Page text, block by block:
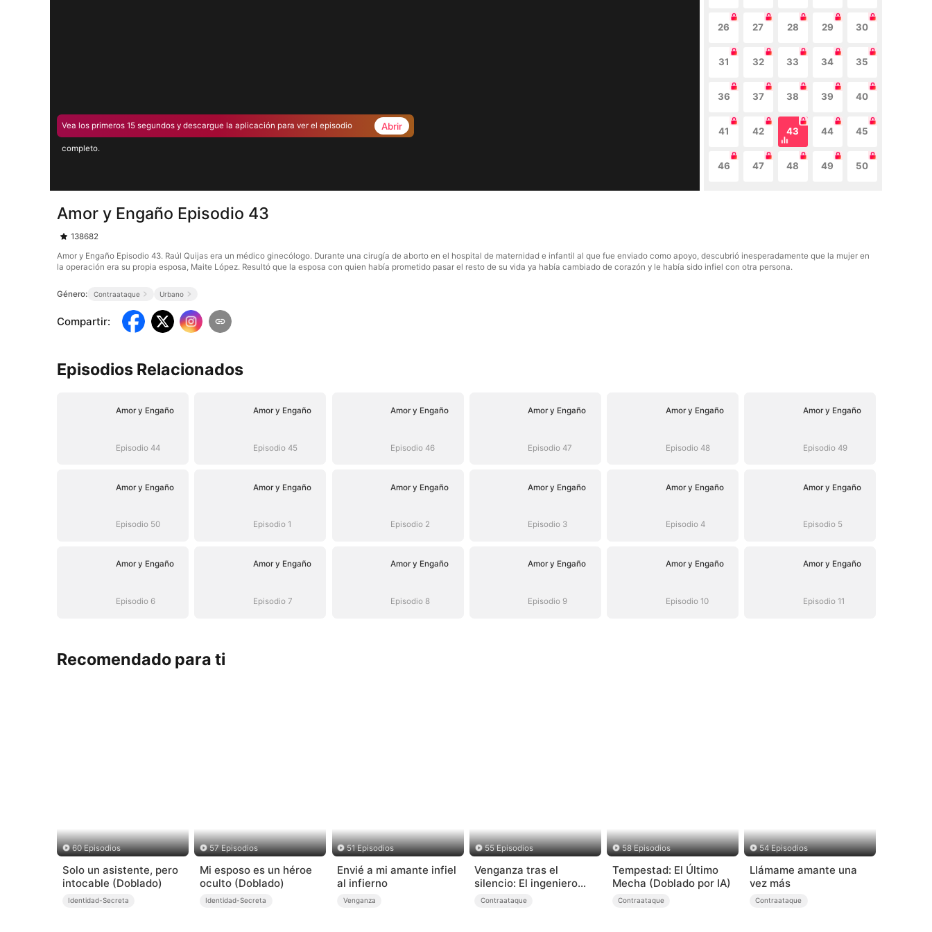
Vea los primeros 15 segundos y descargue la aplicación para ver el episodio
completo.
Abrir
26 27 28 29 30
31 32 33 34 35
36 37 38 39 40
41 42 43 44 45
46 47 48 49 50
Amor y Engaño Episodio 43
138682
Amor y Engaño Episodio 43. Raúl Quijas era un médico ginecólogo. Durante una cirugía de aborto en el hospital de maternidad e infantil al que fue enviado como apoyo, descubrió inesperadamente que la mujer en
la operación era su propia esposa, Maite López. Resultó que la esposa con quien había prometido pasar el resto de su vida ya había cambiado de corazón y le había sido infiel con otra persona.
Género: Contraataque Urbano
Compartir:
Episodios Relacionados
Amor y Engaño
Episodio 44
Amor y Engaño
Episodio 45
Amor y Engaño
Episodio 46
Amor y Engaño
Episodio 47
Amor y Engaño
Episodio 48
Amor y Engaño
Episodio 49
Amor y Engaño
Episodio 50
Amor y Engaño
Episodio 1
Amor y Engaño
Episodio 2
Amor y Engaño
Episodio 3
Amor y Engaño
Episodio 4
Amor y Engaño
Episodio 5
Amor y Engaño
Episodio 6
Amor y Engaño
Episodio 7
Amor y Engaño
Episodio 8
Amor y Engaño
Episodio 9
Amor y Engaño
Episodio 10
Amor y Engaño
Episodio 11
Recomendado para ti
60 Episodios
Solo un asistente, pero
intocable (Doblado)
Identidad-Secreta
57 Episodios
Mi esposo es un héroe
oculto (Doblado)
Identidad-Secreta
51 Episodios
Envié a mi amante infiel
al infierno
Venganza
55 Episodios
Venganza tras el
silencio: El ingeniero
invencible (Doblado)
Contraataque
58 Episodios
Tempestad: El Último
Mecha (Doblado por IA)
Contraataque
54 Episodios
Llámame amante una
vez más
Contraataque